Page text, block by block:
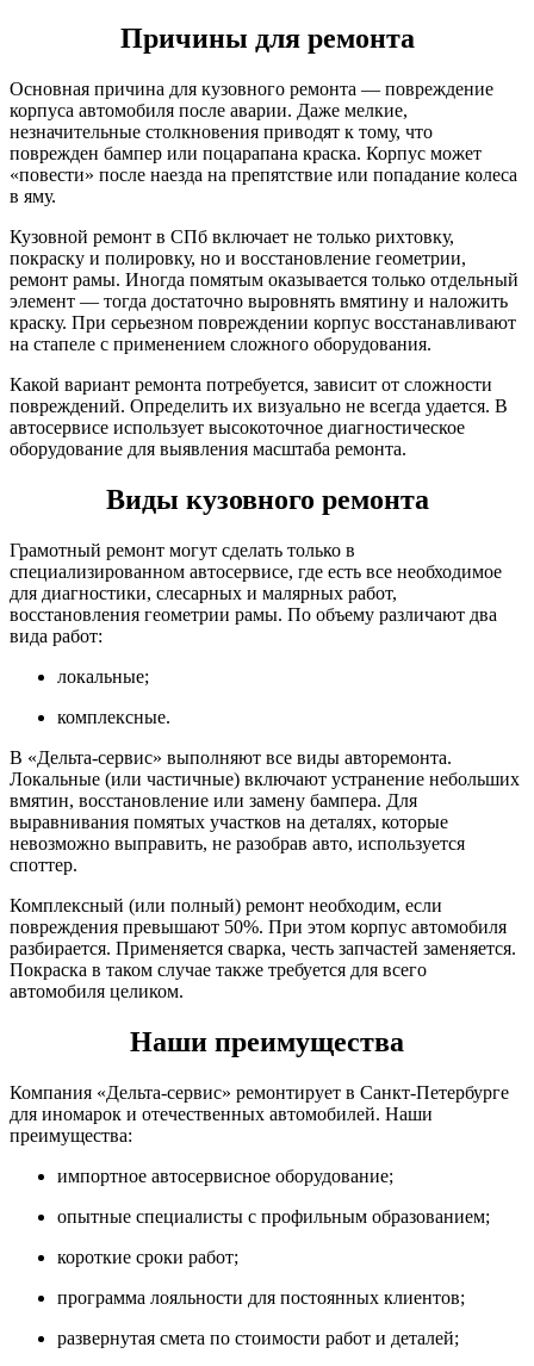
Причины для ремонта
Основная причина для кузовного ремонта — повреждение
корпуса автомобиля после аварии. Даже мелкие,
незначительные столкновения приводят к тому, что
поврежден бампер или поцарапана краска. Корпус может
«повести» после наезда на препятствие или попадание колеса
в яму.
Кузовной ремонт в СПб включает не только рихтовку,
покраску и полировку, но и восстановление геометрии,
ремонт рамы. Иногда помятым оказывается только отдельный
элемент — тогда достаточно выровнять вмятину и наложить
краску. При серьезном повреждении корпус восстанавливают
на стапеле с применением сложного оборудования.
Какой вариант ремонта потребуется, зависит от сложности
повреждений. Определить их визуально не всегда удается. В
автосервисе использует высокоточное диагностическое
оборудование для выявления масштаба ремонта.
Виды кузовного ремонта
Грамотный ремонт могут сделать только в
специализированном автосервисе, где есть все необходимое
для диагностики, слесарных и малярных работ,
восстановления геометрии рамы. По объему различают два
вида работ:
локальные;
комплексные.
В «Дельта-сервис» выполняют все виды авторемонта.
Локальные (или частичные) включают устранение небольших
вмятин, восстановление или замену бампера. Для
выравнивания помятых участков на деталях, которые
невозможно выправить, не разобрав авто, используется
споттер.
Комплексный (или полный) ремонт необходим, если
повреждения превышают 50%. При этом корпус автомобиля
разбирается. Применяется сварка, честь запчастей заменяется.
Покраска в таком случае также требуется для всего
автомобиля целиком.
Наши преимущества
Компания «Дельта-сервис» ремонтирует в Санкт-Петербурге
для иномарок и отечественных автомобилей. Наши
преимущества:
импортное автосервисное оборудование;
опытные специалисты с профильным образованием;
короткие сроки работ;
программа лояльности для постоянных клиентов;
развернутая смета по стоимости работ и деталей;